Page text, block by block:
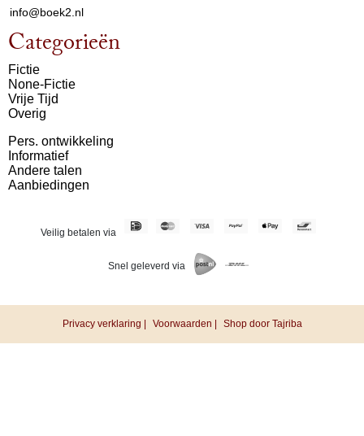
info@boek2.nl
Categorieën
Fictie
None-Fictie
Vrije Tijd
Overig
Pers. ontwikkeling
Informatief
Andere talen
Aanbiedingen
Veilig betalen via
Snel geleverd via
Privacy verklaring | Voorwaarden | Shop door Tajriba